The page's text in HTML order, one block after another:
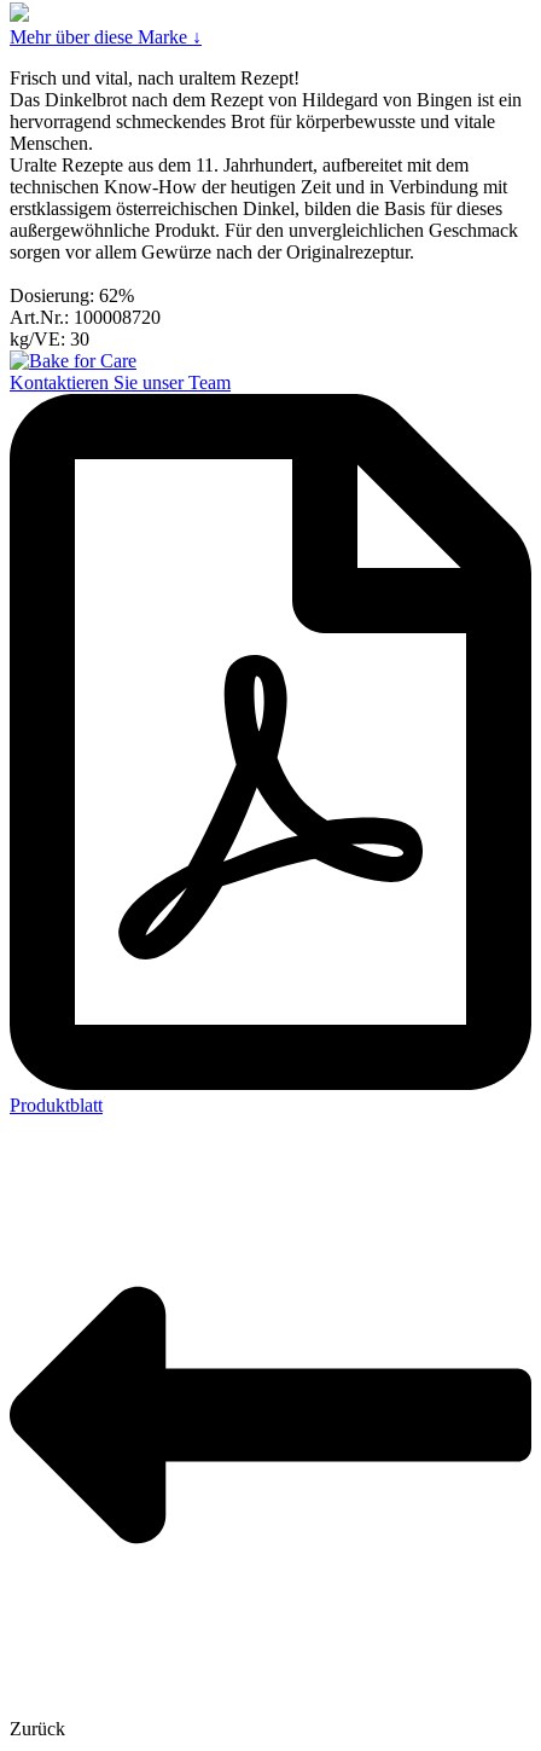
Mehr über diese Marke ↓
Frisch und vital, nach uraltem Rezept!
Das Dinkelbrot nach dem Rezept von Hildegard von Bingen ist ein
hervorragend schmeckendes Brot für körperbewusste und vitale
Menschen.
Uralte Rezepte aus dem 11. Jahrhundert, aufbereitet mit dem
technischen Know-How der heutigen Zeit und in Verbindung mit
erstklassigem österreichischen Dinkel, bilden die Basis für dieses
außergewöhnliche Produkt. Für den unvergleichlichen Geschmack
sorgen vor allem Gewürze nach der Originalrezeptur.
Dosierung: 62%
Art.Nr.: 100008720
kg/VE: 30
Kontaktieren Sie unser Team
Produktblatt
Zurück